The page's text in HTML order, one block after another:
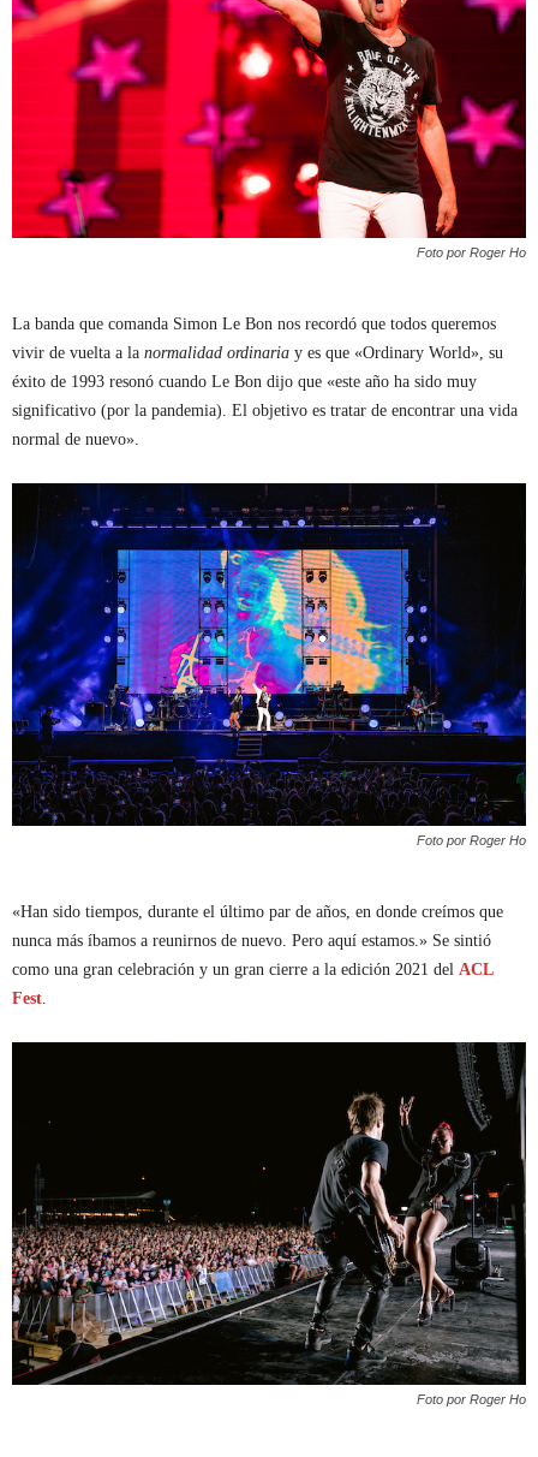
Foto por Roger Ho
La banda que comanda Simon Le Bon nos recordó que todos queremos
vivir de vuelta a la normalidad ordinaria y es que «Ordinary World», su
éxito de 1993 resonó cuando Le Bon dijo que «este año ha sido muy
significativo (por la pandemia). El objetivo es tratar de encontrar una vida
normal de nuevo».
Foto por Roger Ho
«Han sido tiempos, durante el último par de años, en donde creímos que
nunca más íbamos a reunirnos de nuevo. Pero aquí estamos.» Se sintió
como una gran celebración y un gran cierre a la edición 2021 del ACL
Fest
Foto por Roger Ho